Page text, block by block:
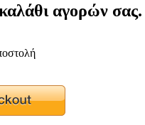
αγορών σας.